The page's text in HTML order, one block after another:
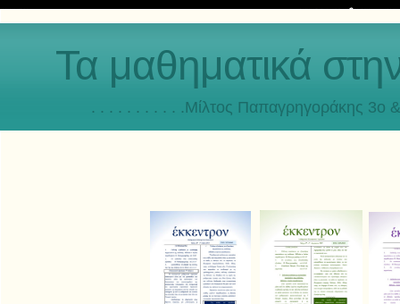
Τα μαθηματικά
. . . . . . . . . . .Μίλτος Παπαγρηγοράκης 3o